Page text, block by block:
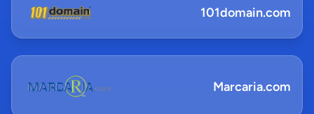
101domain.com
Marcaria.com